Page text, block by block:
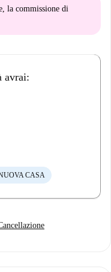
la commissione di
avrai:
CASA